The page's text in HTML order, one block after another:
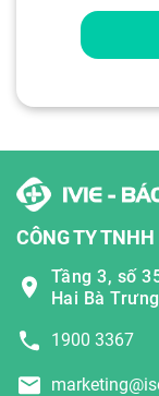
CÔNG TY
Tầng 3, số
Hai Bà
1900 3367